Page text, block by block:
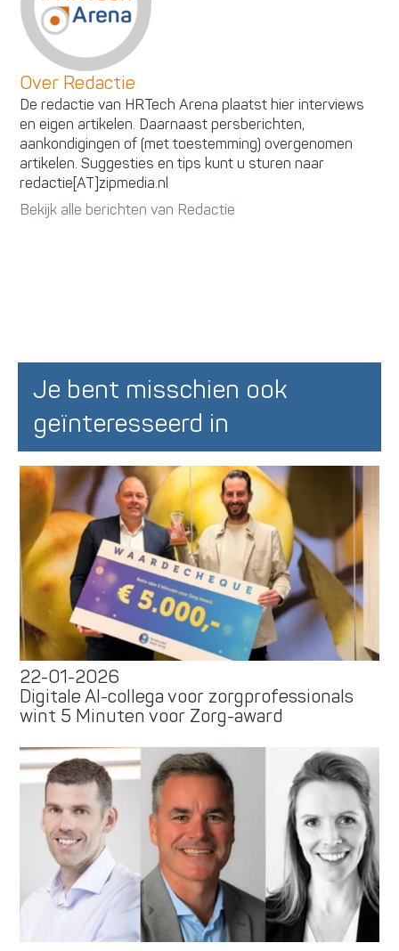
Over Redactie
De redactie van HRTech Arena plaatst hier interviews
en eigen artikelen. Daarnaast persberichten,
aankondigingen of (met toestemming) overgenomen
artikelen. Suggesties en tips kunt u sturen naar
redactie[AT]zipmedia.nl
Bekijk alle berichten van Redactie
Je bent misschien ook
geïnteresseerd in
22-01-2026
Digitale AI-collega voor zorgprofessionals
wint 5 Minuten voor Zorg-award